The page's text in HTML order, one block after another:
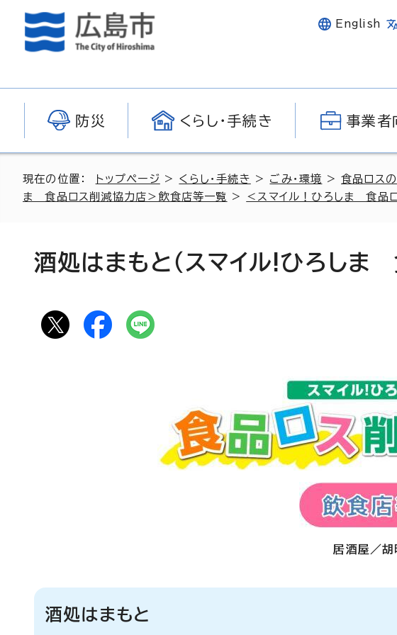
English
防災 くらし・手続き 事業者
現在の位置： トップページ > くらし・手続き > ごみ・環境 >食品ロス
ま 食品ロス削減協力店＞飲食店等一覧 > ＜スマイル！ひろしま 食品
酒処はまもと（スマイル!ひろしま
居酒屋／胡
酒処はまもと